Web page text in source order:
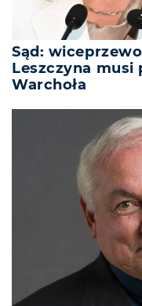
Sąd:
Leszczyna musi
Warchoła